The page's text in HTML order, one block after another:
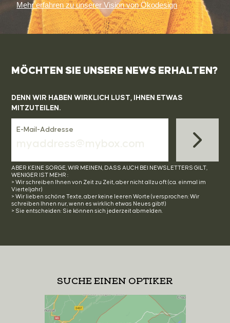
Mehr erfahren zu unserer Vision von Ökodesign
MÖCHTEN SIE UNSERE NEWS ERHALTEN?
DENN WIR HABEN WIRKLICH LUST, IHNEN ETWAS
MITZUTEILEN.
E-Mail-Addresse
ABER KEINE SORGE, WIR MEINEN, DASS AUCH BEI NEWSLETTERS GILT,
WENIGER IST MEHR :
> Wir schreiben Ihnen von Zeit zu Zeit, aber nicht allzu oft (ca. einmal im
Vierteljahr)
> Wir lieben schöne Texte, aber keine leeren Worte (versprochen: Wir
schreiben Ihnen nur, wenn es wirklich etwas Neues gibt!)
> Sie entscheiden: Sie können sich jederzeit abmelden.
SUCHE EINEN OPTIKER